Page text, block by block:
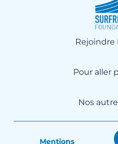
Rejoindre
Pour aller
Nos
Mentions